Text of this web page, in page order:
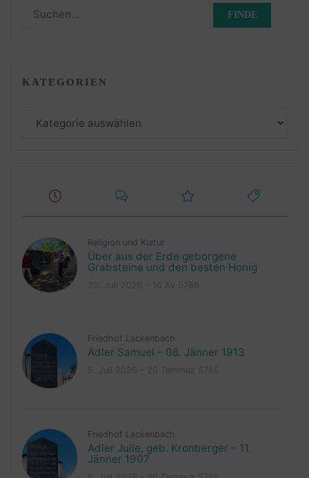
Suchen
KATEGORIEN
Religion und Kultur
Über aus der Erde geborgene
Grabsteine und den besten Honig
Friedhof Lackenbach
Adler Samuel – 08. Jänner 1913
Friedhof Lackenbach
Adler Julie, geb. Kronberger – 11.
Jänner 1907